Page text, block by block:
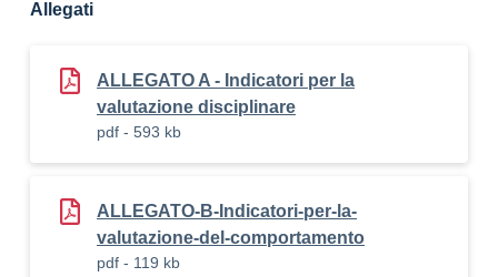
Allegati
ALLEGATO A - Indicatori per la
valutazione disciplinare
pdf - 593 kb
ALLEGATO-B-Indicatori-per-la-
valutazione-del-comportamento
pdf - 119 kb